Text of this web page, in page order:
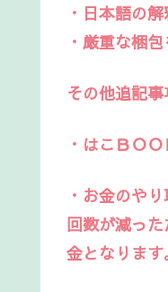
・日本語の
・厳重な梱
その他追記事
・はこＢＯ
・お金のや
回数が減っ
金となります